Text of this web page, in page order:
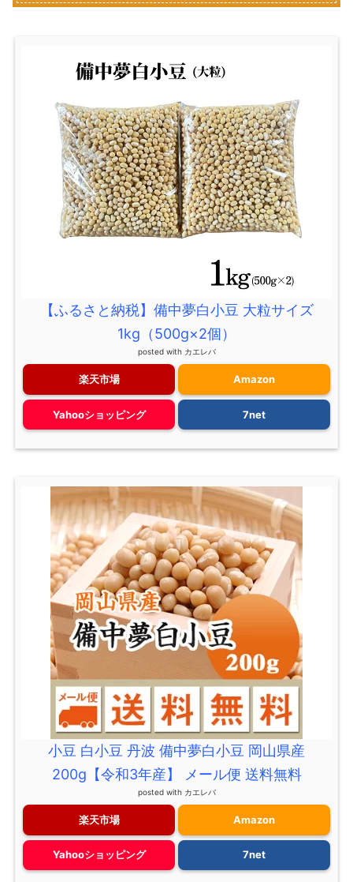
【ふるさと納税】備中夢白小豆 大粒サイズ
1kg（500g×2個）
posted with カエレバ
楽天市場 Amazon
Yahooショッピング 7net
小豆 白小豆 丹波 備中夢白小豆 岡山県産
200g【令和3年産】 メール便 送料無料
posted with カエレバ
楽天市場 Amazon
Yahooショッピング 7net